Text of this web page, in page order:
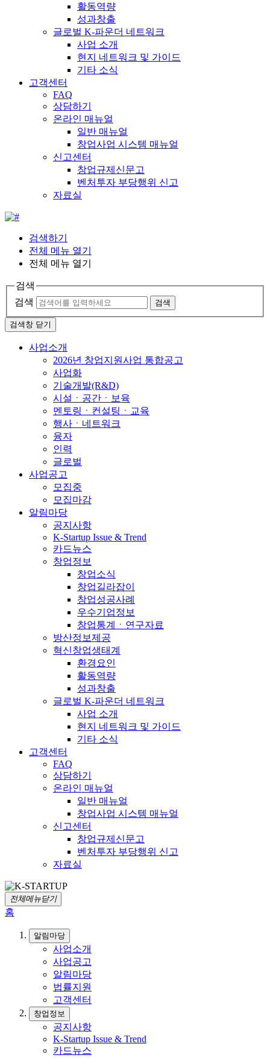
활동역량
성과창출
글로벌 K-파운더 네트워크
사업 소개
현지 네트워크 및 가이드
기타 소식
고객센터
FAQ
상담하기
온라인 매뉴얼
일반 매뉴얼
창업사업 시스템 매뉴얼
신고센터
창업규제신문고
벤처투자 부당행위 신고
자료실
검색하기
전체 메뉴 열기
전체 메뉴 열기
검색
검색
검색
검색창 닫기
사업소개
2026년 창업지원사업 통합공고
사업화
기술개발(R&D)
시설ㆍ공간ㆍ보육
멘토링ㆍ컨설팅ㆍ교육
행사ㆍ네트워크
융자
인력
글로벌
사업공고
모집중
모집마감
알림마당
공지사항
K-Startup Issue & Trend
카드뉴스
창업정보
창업소식
창업길라잡이
창업성공사례
우수기업정보
창업통계ㆍ연구자료
방산정보제공
혁신창업생태계
환경요인
활동역량
성과창출
글로벌 K-파운더 네트워크
사업 소개
현지 네트워크 및 가이드
기타 소식
고객센터
FAQ
상담하기
온라인 매뉴얼
일반 매뉴얼
창업사업 시스템 매뉴얼
신고센터
창업규제신문고
벤처투자 부당행위 신고
자료실
전체메뉴닫기
홈
알림마당
사업소개
사업공고
알림마당
법률지원
고객센터
창업정보
공지사항
K-Startup Issue & Trend
카드뉴스